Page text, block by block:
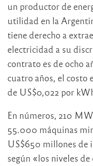
un productor de
utilidad en la
tiene derecho a
electricidad a su
contrato es de ocho
cuatro años, el costo
de US$0,022 por
En números, 210
55.000 máquinas
US$650 millones de
según «los niveles